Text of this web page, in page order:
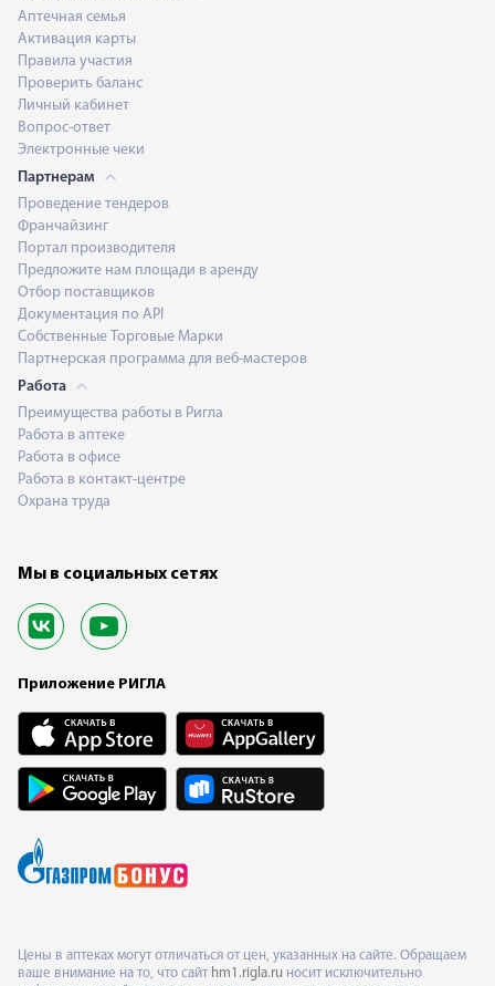
Аптечная семья
Активация карты
Правила участия
Проверить баланс
Личный кабинет
Вопрос-ответ
Электронные чеки
Партнерам
Проведение тендеров
Франчайзинг
Портал производителя
Предложите нам площади в аренду
Отбор поставщиков
Документация по API
Собственные Торговые Марки
Партнерская программа для веб-мастеров
Работа
Преимущества работы в Ригла
Работа в аптеке
Работа в офисе
Работа в контакт-центре
Охрана труда
Мы в социальных сетях
Приложение РИГЛА
Цены в аптеках могут отличаться от цен, указанных на сайте. Обращаем
ваше внимание на то, что сайт hm1.rigla.ru носит исключительно